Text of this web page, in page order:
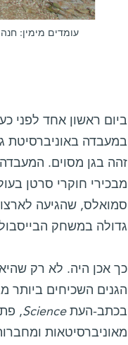
עומדים מימין:
ביום ראשון אחד לפני
במעבדה באוניברסיטת
זהה בגן מסוים.
סמואלס, שהגיעה
גדולה במשחק
הגנים השכיחים ביותר
בכתב-העתScience
,
מאוניברסיטאות